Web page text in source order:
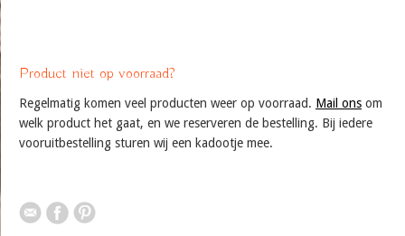
Product niet op voorraad?
Regelmatig komen veel producten weer op voorraad. Mail ons om
welk product het gaat, en we reserveren de bestelling. Bij iedere
vooruitbestelling sturen wij een kadootje mee.